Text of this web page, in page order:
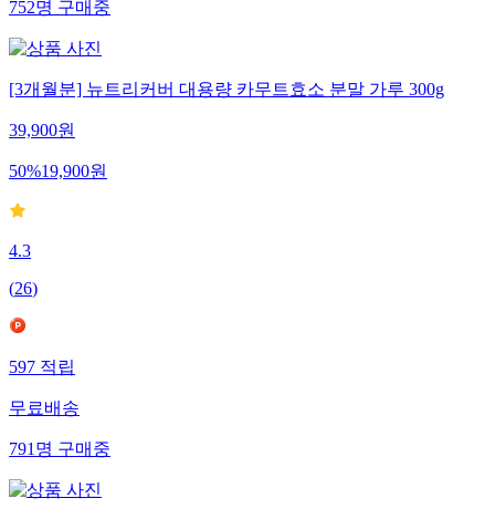
752명구매중
[3개월분] 뉴트리커버 대용량 카무트효소 분말 가루 300g
39,900원
50%19,900원
4.3
(26)
597적립
무료배송
791명구매중